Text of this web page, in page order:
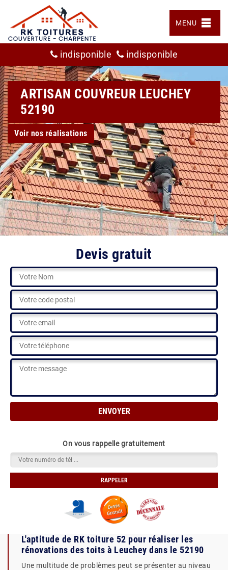
MENU
indisponible indisponible
ARTISAN COUVREUR LEUCHEY
52190
Voir nos réalisations
Devis gratuit
On vous rappelle gratuitement
L'aptitude de RK toiture 52 pour réaliser les
rénovations des toits à Leuchey dans le 52190
Une multitude de problèmes peut se présenter au niveau